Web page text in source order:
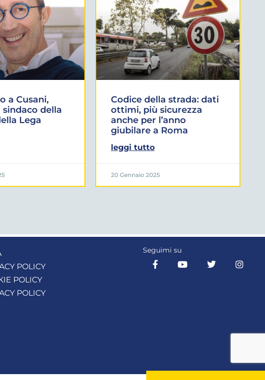
a Cusani,
della
Lega
Codice della strada: dati
ottimi, più sicurezza
anche per l’anno
giubilare a Roma
leggi tutto
20 Gennaio 2025
POLICY
POLICY
POLICY
Seguimi su